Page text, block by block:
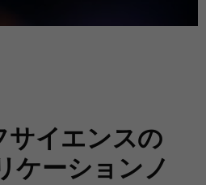
サイエンスの
ケーションノ